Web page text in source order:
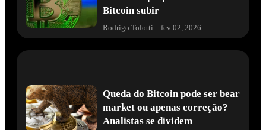
Bitcoin subir
Rodrigo Tolotti fev 02, 2026
Queda do Bitcoin pode ser bear
market ou apenas correção?
Analistas se dividem